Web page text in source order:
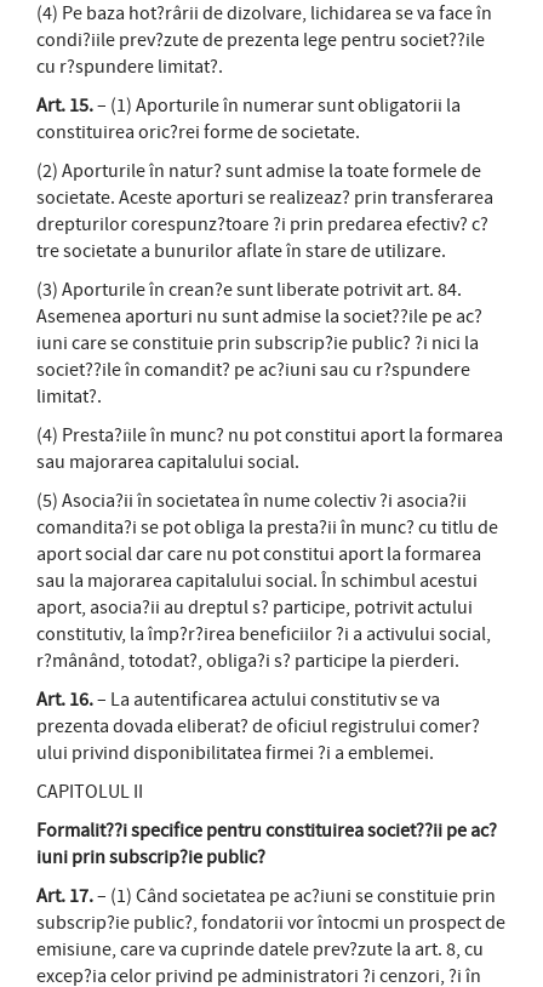
(4) Pe baza hot?rârii de dizolvare, lichidarea se va face în
condi?iile prev?zute de prezenta lege pentru societ??ile
cu r?spundere limitat?.
Art. 15.– (1) Aporturile în numerar sunt obligatorii la
constituirea oric?rei forme de societate.
(2) Aporturile în natur? sunt admise la toate formele de
societate. Aceste aporturi se realizeaz? prin transferarea
drepturilor corespunz?toare ?i prin predarea efectiv? c?
tre societate a bunurilor aflate în stare de utilizare.
(3) Aporturile în crean?e sunt liberate potrivit art. 84.
Asemenea aporturi nu sunt admise la societ??ile pe ac?
iuni care se constituie prin subscrip?ie public? ?i nici la
societ??ile în comandit? pe ac?iuni sau cu r?spundere
limitat?.
(4) Presta?iile în munc? nu pot constitui aport la formarea
sau majorarea capitalului social.
(5) Asocia?ii în societatea în nume colectiv ?i asocia?ii
comandita?i se pot obliga la presta?ii în munc? cu titlu de
aport social dar care nu pot constitui aport la formarea
sau la majorarea capitalului social. În schimbul acestui
aport, asocia?ii au dreptul s? participe, potrivit actului
constitutiv, la împ?r?irea beneficiilor ?i a activului social,
r?mânând, totodat?, obliga?i s? participe la pierderi.
Art. 16.– La autentificarea actului constitutiv se va
prezenta dovada eliberat? de oficiul registrului comer?
ului privind disponibilitatea firmei ?i a emblemei.
CAPITOLUL II
Formalit??i specifice pentru constituirea societ??ii pe ac?
iuni prin subscrip?ie public?
Art. 17.– (1) Când societatea pe ac?iuni se constituie prin
subscrip?ie public?, fondatorii vor întocmi un prospect de
emisiune, care va cuprinde datele prev?zute la art. 8, cu
excep?ia celor privind pe administratori ?i cenzori, ?i în